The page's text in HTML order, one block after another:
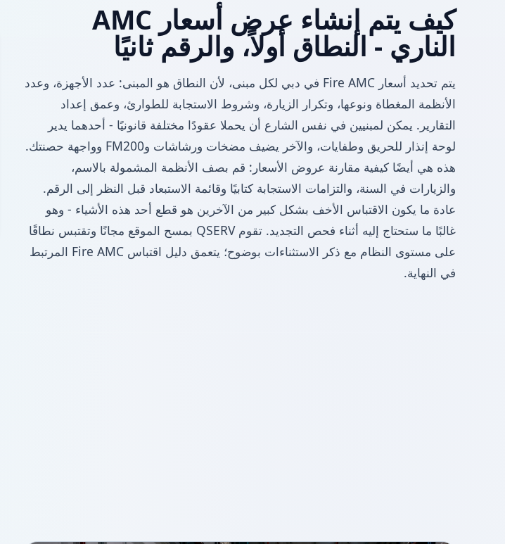
كيف يتم إنشاء عرض أسعار AMC
الناري - النطاق أولاً، والرقم ثانيًا
يتم تحديد أسعار Fire AMC في دبي لكل مبنى، لأن النطاق هو المبنى: عدد الأجهزة، وعدد
الأنظمة المغطاة ونوعها، وتكرار الزيارة، وشروط الاستجابة للطوارئ، وعمق إعداد
التقارير. يمكن لمبنيين في نفس الشارع أن يحملا عقودًا مختلفة قانونيًا - أحدهما يدير
لوحة إنذار للحريق وطفايات، والآخر يضيف مضخات ورشاشات وFM200 وواجهة حصنتك.
هذه هي أيضًا كيفية مقارنة عروض الأسعار: قم بصف الأنظمة المشمولة بالاسم،
والزيارات في السنة، والتزامات الاستجابة كتابيًا وقائمة الاستبعاد قبل النظر إلى الرقم.
عادة ما يكون الاقتباس الأخف بشكل كبير من الآخرين هو قطع أحد هذه الأشياء - وهو
غالبًا ما ستحتاج إليه أثناء فحص التجديد. تقوم QSERV بمسح الموقع مجانًا وتقتبس نطاقًا
على مستوى النظام مع ذكر الاستثناءات بوضوح؛ يتعمق دليل اقتباس Fire AMC المرتبط
في النهاية.